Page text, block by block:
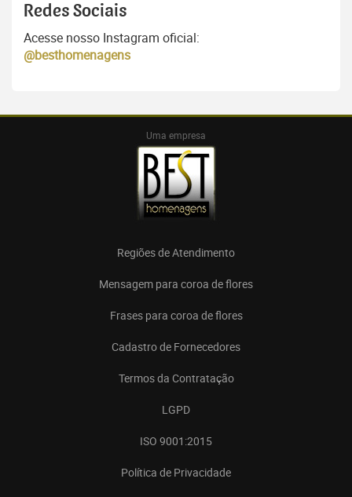
Redes Sociais
Acesse nosso Instagram oficial:
@besthomenagens
Uma empresa
Regiões de Atendimento
Mensagem para coroa de flores
Frases para coroa de flores
Cadastro de Fornecedores
Termos da Contratação
LGPD
ISO 9001:2015
Política de Privacidade